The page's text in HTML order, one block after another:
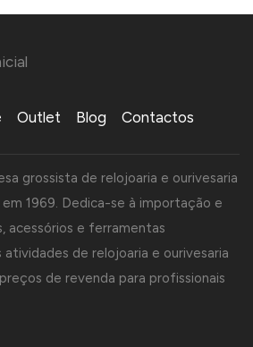
Outlet Blog Contactos
grossista de relojoaria e ourivesaria
1969. Dedica-se à importação e
acessórios e ferramentas
atividades de relojoaria e ourivesaria
de revenda para profissionais